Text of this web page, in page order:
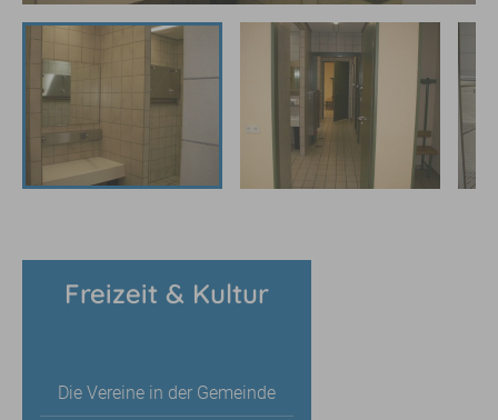
Freizeit & Kultur
Die Vereine in der Gemeinde